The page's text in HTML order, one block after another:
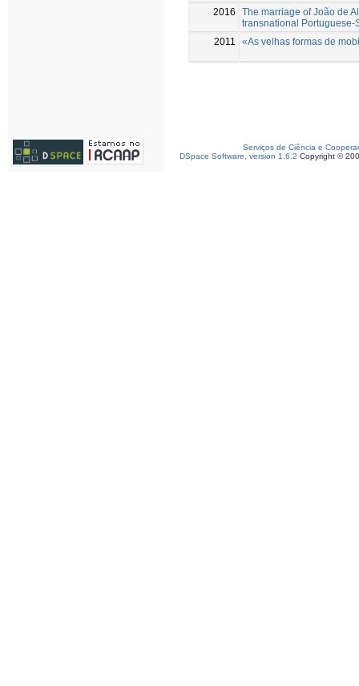
2016
The marriage of João de
transnational Portuguese-
2011
«As velhas formas de
Serviços de Ciência e
DSpace Software, version 1.6.2 Copyright ©